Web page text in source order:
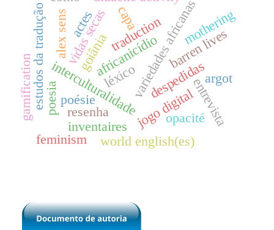
interculturalidadevariedades africanas
africanicídio
goiânia
vidas secas barren lives
estudos da tradução
resenha jogo digital
despedidasentrevista
inventaires
poésie
opacité
traduction
argot
léxico
world english(es)
gamification poesia
capa
alex sens actes mothering
feminism